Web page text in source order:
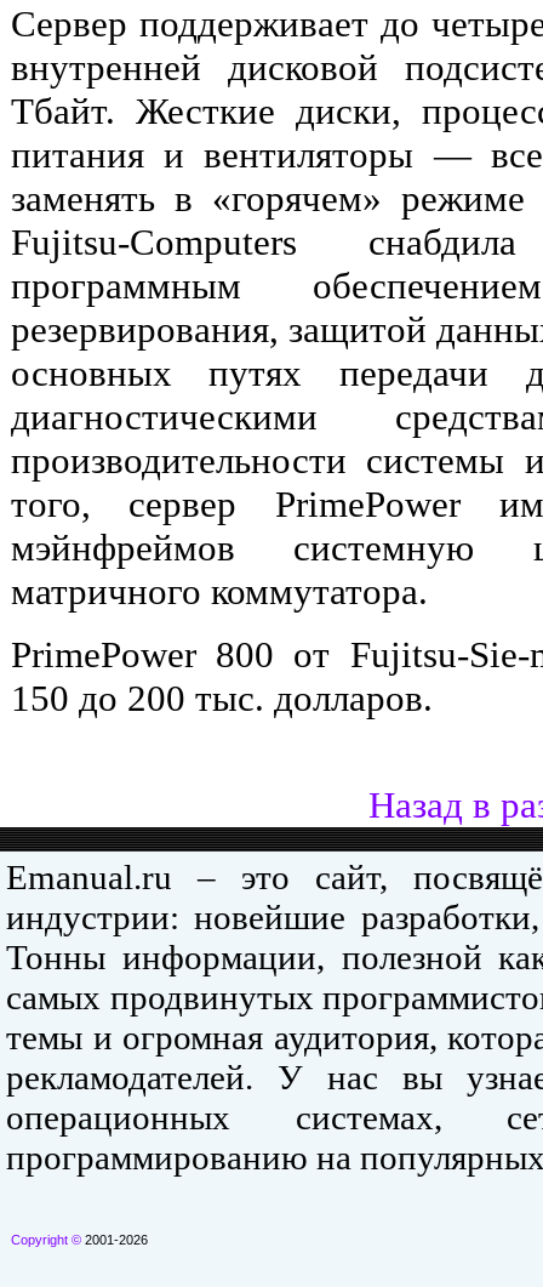
Сервер поддерживает до
внутренней дисковой
Тбайт. Жесткие диски,
питания и вентиляторы —
заменять в «горячем» режиме
Fujitsu-Computers
программным
резервирования, защитой
основных путях передачи
диагностическими
производительности
того, сервер PrimePower
мэйнфреймов системную
матричного коммутатора.
PrimePower 800 от Fujitsu-
150 до 200 тыс. долларов.
Назад в
Emanual.ru – это сайт,
индустрии: новейшие
Тонны информации, полезной
самых продвинутых
темы и огромная аудитория,
рекламодателей. У нас вы
операционных системах,
программированию на
Copyright © 2001-2026